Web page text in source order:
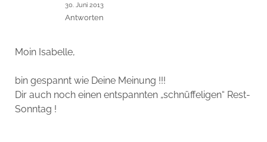
30. Juni 2013
Antworten
Moin Isabelle,
bin gespannt wie Deine Meinung !!!
Dir auch noch einen entspannten „schnüffeligen“ Rest-
Sonntag !